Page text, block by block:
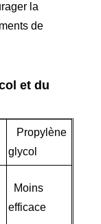
la
de
et du
Propylène
glycol
Moins
efficace